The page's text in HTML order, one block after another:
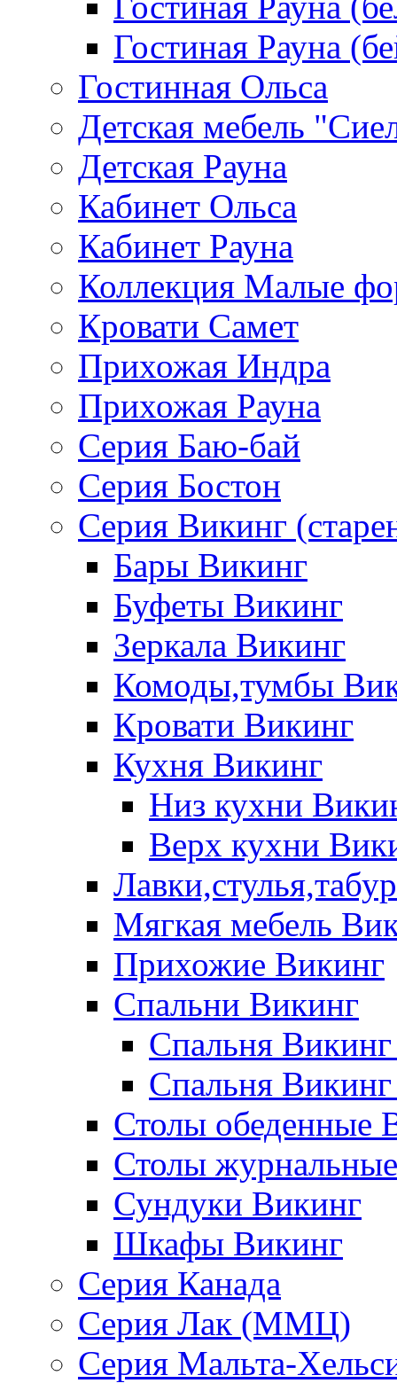
Гостиная Рауна
Гостинная Ольса
Детская мебель
Детская Рауна
Кабинет Ольса
Кабинет Рауна
Коллекция Малые
Кровати Самет
Прихожая Индра
Прихожая Рауна
Серия Баю-бай
Серия Бостон
Серия Викинг
Бары Викинг
Буфеты Викинг
Зеркала Викинг
Комоды,тумбы
Кровати Викинг
Кухня Викинг
Низ кухни
Верх кухни
Мягкая мебель
Прихожие Викинг
Спальни Викинг
Спальня
Спальня
Столы обеденные
Столы
Сундуки Викинг
Шкафы Викинг
Серия Канада
Серия Лак (ММЦ)
Серия Мальта-